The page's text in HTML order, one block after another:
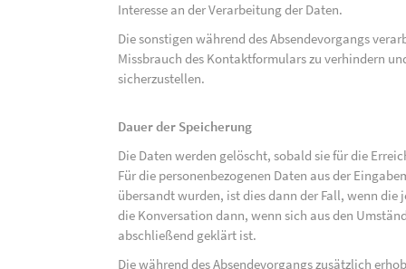
Interesse an der Verarbeitung der Daten.
Die sonstigen während des Absendevorgangs
Missbrauch des Kontaktformulars zu verhindern
sicherzustellen.
Dauer der Speicherung
Die Daten werden gelöscht, sobald sie für die
Für die personenbezogenen Daten aus der
übersandt wurden, ist dies dann der Fall, wenn
die Konversation dann, wenn sich aus den
abschließend geklärt ist.
Die während des Absendevorgangs zusätzlich